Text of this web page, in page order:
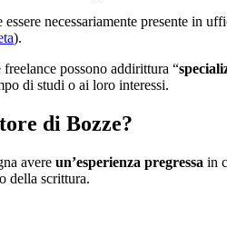
necessariamente presente in
).
possono addirittura “
di studi o ai loro interessi.
di Bozze?
avere un’esperienza pregressa in
della scrittura.